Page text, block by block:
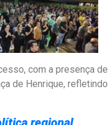
com a presença
de Henrique,